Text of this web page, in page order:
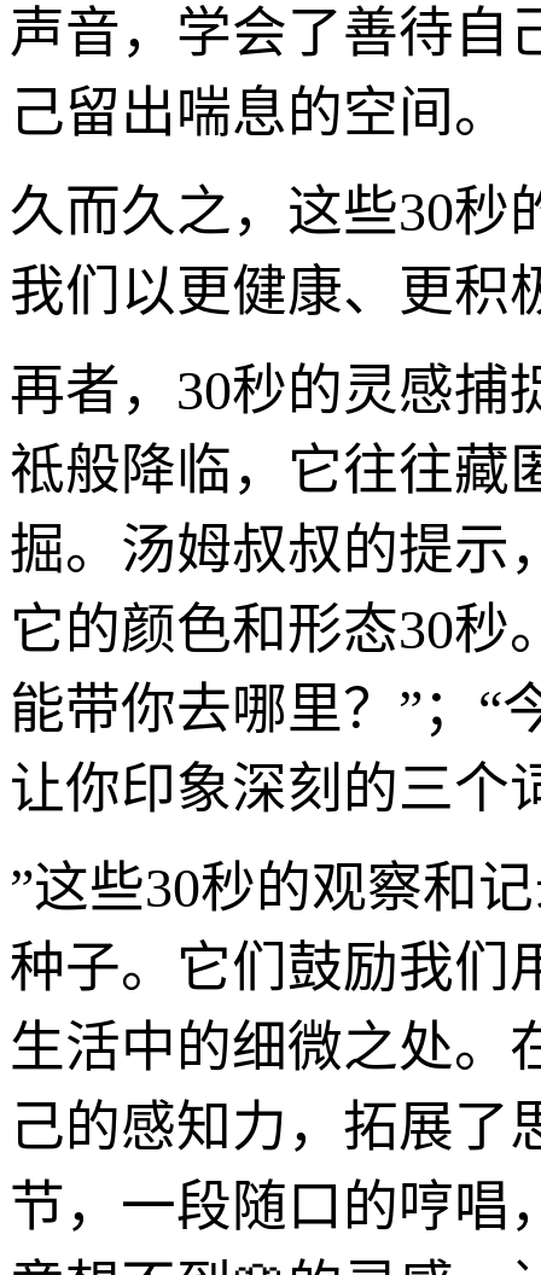
声音，学会了善待自
己留出喘息的空间。
久而久之，这些30秒
我们以更健康、更积
再者，30秒的灵感捕
祗般降临，它往往藏
掘。汤姆叔叔的提示
它的颜色和形态30秒
能带你去哪里？”；“
让你印象深刻的三个
”这些30秒的观察和
种子。它们鼓励我们
生活中的细微之处。
己的感知力，拓展了
节，一段随口的哼唱